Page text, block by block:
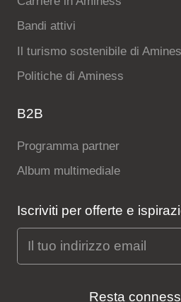
Bandi attivi
Il turismo sostenibile di
Politiche di Aminess
B2B
Programma partner
Album multimediale
Iscriviti per offerte e
Resta